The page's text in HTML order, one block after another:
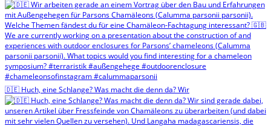
🇩🇪 Huch, eine Schlange? Was macht die denn da? Wir